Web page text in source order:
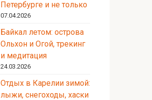
Петербурге и не только
07.04.2026
Байкал летом: острова
Ольхон и Огой, трекинг
и медитация
24.03.2026
Отдых в Карелии зимой:
лыжи, снегоходы, хаски